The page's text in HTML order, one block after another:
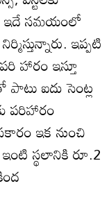
ఇదే సమయంలో
ఇప్పటి
హారం ఇస్తూ
పాటు ఐదు సెంట్ల
పరిహారం
ఇక నుంచి
ఇంటి స్థలానికి రూ.2